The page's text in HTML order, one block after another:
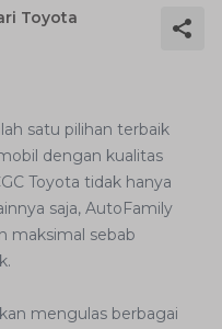
Toyota
satu pilihan terbaik
dengan kualitas
Toyota tidak hanya
saja, AutoFamily
maksimal sebab
mengulas berbagai